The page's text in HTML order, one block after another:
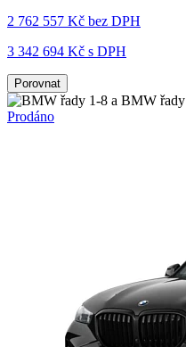
2 762 557 Kč bez DPH
3 342 694 Kč s DPH
Porovnat
Prodáno